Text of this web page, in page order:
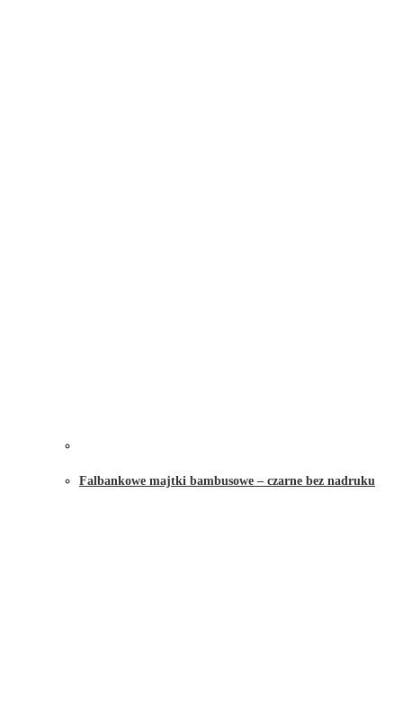
Falbankowe majtki bambusowe – czarne bez nadruku